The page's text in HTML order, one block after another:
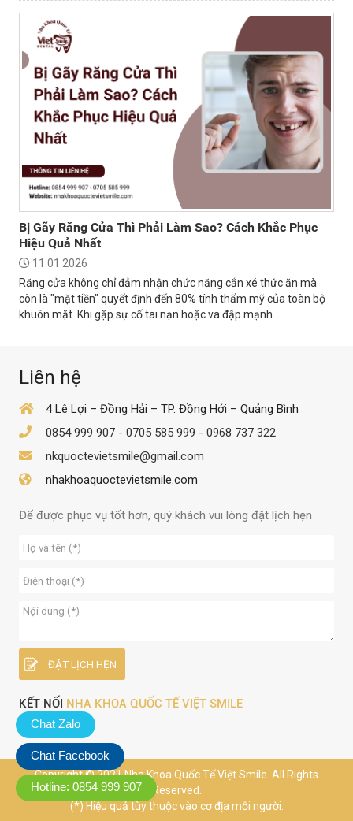
Bị Gãy Răng Cửa Thì Phải Làm Sao? Cách Khắc Phục
Hiệu Quả Nhất
11 01 2026
Răng cửa không chỉ đảm nhận chức năng cắn xé thức ăn mà
còn là "mặt tiền" quyết định đến 80% tính thẩm mỹ của toàn bộ
khuôn mặt. Khi gặp sự cố tai nạn hoặc va đập mạnh...
Liên hệ
4 Lê Lợi – Đồng Hải – TP. Đồng Hới – Quảng Bình
0854 999 907 - 0705 585 999 - 0968 737 322
nkquoctevietsmile@gmail.com
nhakhoaquoctevietsmile.com
Để được phục vụ tốt hơn, quý khách vui lòng đặt lịch hẹn
KẾT NỐI NHA KHOA QUỐC TẾ VIỆT SMILE
Copyright © 2021 Nha Khoa Quốc Tế Việt Smile. All Rights
Reserved.
(*) Hiệu quả tùy thuộc vào cơ địa mỗi người.
Chat Zalo
Chat Facebook
Hotline: 0854 999 907